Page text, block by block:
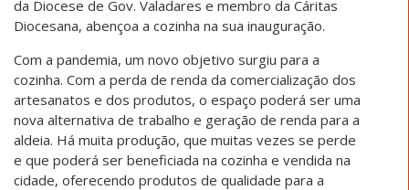
da Diocese de Gov. Valadares e membro da Cáritas
Diocesana, abençoa a cozinha na sua inauguração.
Com a pandemia, um novo objetivo surgiu para a
cozinha. Com a perda de renda da comercialização dos
artesanatos e dos produtos, o espaço poderá ser uma
nova alternativa de trabalho e geração de renda para a
aldeia. Há muita produção, que muitas vezes se perde
e que poderá ser beneficiada na cozinha e vendida na
cidade, oferecendo produtos de qualidade para a